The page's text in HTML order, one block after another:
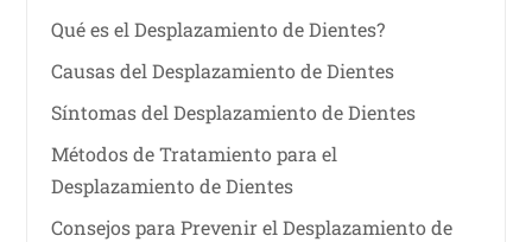
Qué es el Desplazamiento de Dientes?
Causas del Desplazamiento de Dientes
Síntomas del Desplazamiento de Dientes
Métodos de Tratamiento para el
Desplazamiento de Dientes
Consejos para Prevenir el Desplazamiento de